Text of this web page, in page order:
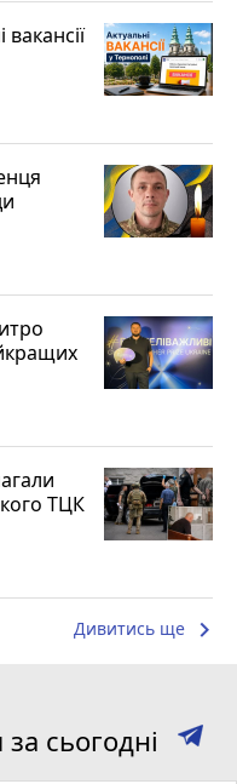
ТЦК
Дивитись ще keyboard_arrow_right
сьогодні